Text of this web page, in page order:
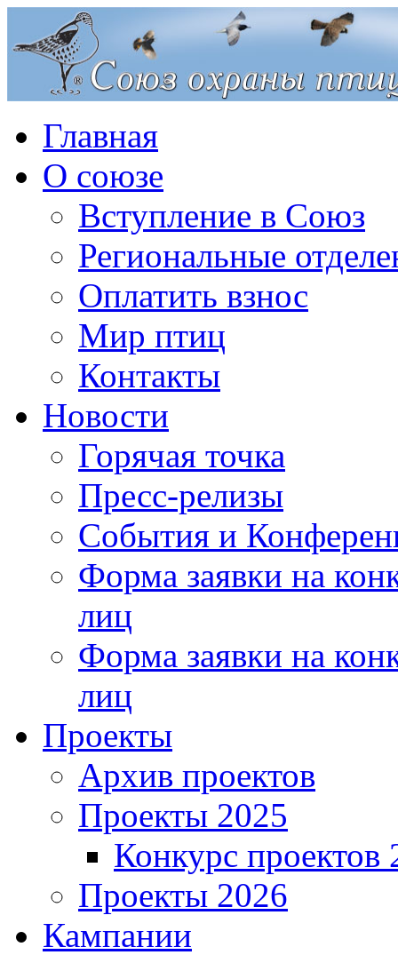
Главная
О союзе
Вступление в Союз
Региональные
Оплатить взнос
Мир птиц
Контакты
Новости
Горячая точка
Пресс-релизы
События и
Форма заявки на
лиц
Форма заявки на
лиц
Проекты
Архив проектов
Проекты 2025
Конкурс проектов
Проекты 2026
Кампании